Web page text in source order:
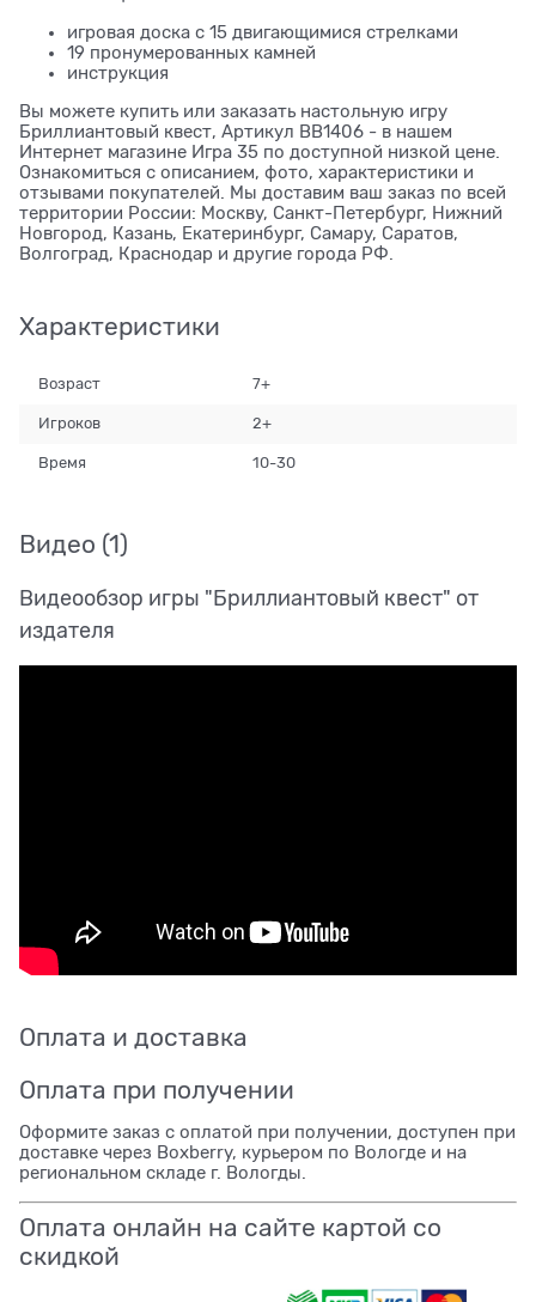
игровая доска с 15 двигающимися стрелками
19 пронумерованных камней
инструкция
Вы можете купить или заказать настольную игру
Бриллиантовый квест, Артикул BB1406 - в нашем
Интернет магазине Игра 35 по доступной низкой цене.
Ознакомиться с описанием, фото, характеристики и
отзывами покупателей. Мы доставим ваш заказ по всей
территории России: Москву, Санкт-Петербург, Нижний
Новгород, Казань, Екатеринбург, Самару, Саратов,
Волгоград, Краснодар и другие города РФ.
Характеристики
Возраст 7+
Игроков 2+
Время 10-30
Видео (1)
Видеообзор игры "Бриллиантовый квест" от
издателя
Оплата и доставка
Оплата при получении
Оформите заказ с оплатой при получении, доступен при
доставке через Boxberry, курьером по Вологде и на
региональном складе г. Вологды.
Оплата онлайн на сайте картой со
скидкой